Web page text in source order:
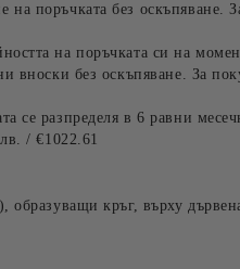
поръчката без оскъпяване.
на поръчката си на
вноски без оскъпяване. За
се разпределя в 6 равни
/ €1022.61
кръг, върху